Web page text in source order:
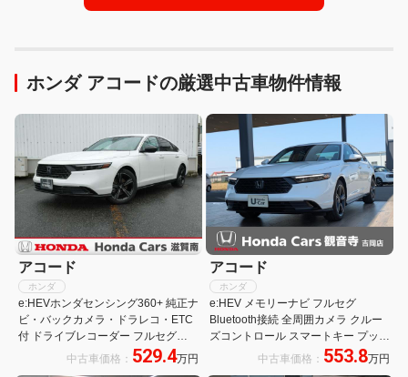
ホンダ アコードの厳選中古車物件情報
アコード
ホンダ
e:HEVホンダセンシング360+ 純正ナ
ビ・バックカメラ・ドラレコ・ETC
付 ドライブレコーダー フルセグ
AAC ABS BT 全方位カメラ LEDヘッ
ドライト バックモニター 盗難防止シ
中古車価格： 529.4万円
アコード
ホンダ
e:HEV メモリーナビ フルセグ
Bluetooth接続 全周囲カメラ クルー
ズコントロール スマートキー プッシ
ュスタート 電動格納ミラー シートヒ
中古車価格： 553.8万円